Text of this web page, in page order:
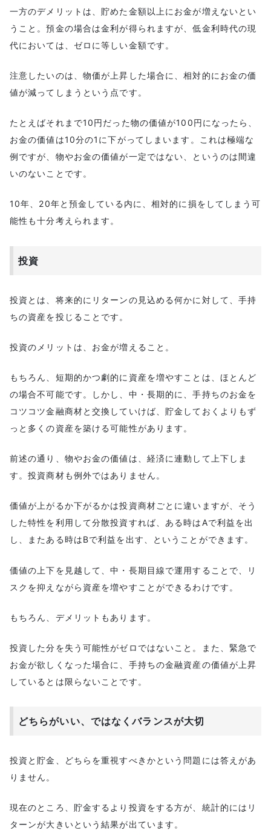
一方のデメリットは、貯めた金額以上にお金が増えないとい
うこと。預金の場合は金利が得られますが、低金利時代の現
代においては、ゼロに等しい金額です。
注意したいのは、物価が上昇した場合に、相対的にお金の価
値が減ってしまうという点です。
たとえばそれまで10円だった物の価値が100円になったら、
お金の価値は10分の1に下がってしまいます。これは極端な
例ですが、物やお金の価値が一定ではない、というのは間違
いのないことです。
10年、20年と預金している内に、相対的に損をしてしまう可
能性も十分考えられます。
投資
投資とは、将来的にリターンの見込める何かに対して、手持
ちの資産を投じることです。
投資のメリットは、お金が増えること。
もちろん、短期的かつ劇的に資産を増やすことは、ほとんど
の場合不可能です。しかし、中・長期的に、手持ちのお金を
コツコツ金融商材と交換していけば、貯金しておくよりもず
っと多くの資産を築ける可能性があります。
前述の通り、物やお金の価値は、経済に連動して上下しま
す。投資商材も例外ではありません。
価値が上がるか下がるかは投資商材ごとに違いますが、そう
した特性を利用して分散投資すれば、ある時はAで利益を出
し、またある時はBで利益を出す、ということができます。
価値の上下を見越して、中・長期目線で運用することで、リ
スクを抑えながら資産を増やすことができるわけです。
もちろん、デメリットもあります。
投資した分を失う可能性がゼロではないこと。また、緊急で
お金が欲しくなった場合に、手持ちの金融資産の価値が上昇
しているとは限らないことです。
どちらがいい、ではなくバランスが大切
投資と貯金、どちらを重視すべきかという問題には答えがあ
りません。
現在のところ、貯金するより投資をする方が、統計的にはリ
ターンが大きいという結果が出ています。